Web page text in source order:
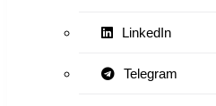
LinkedIn
Telegram